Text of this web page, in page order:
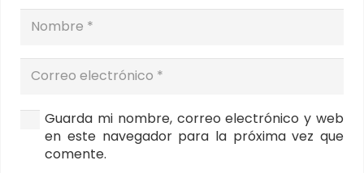
Guarda mi nombre, correo electrónico y web
en este navegador para la próxima vez que
comente.